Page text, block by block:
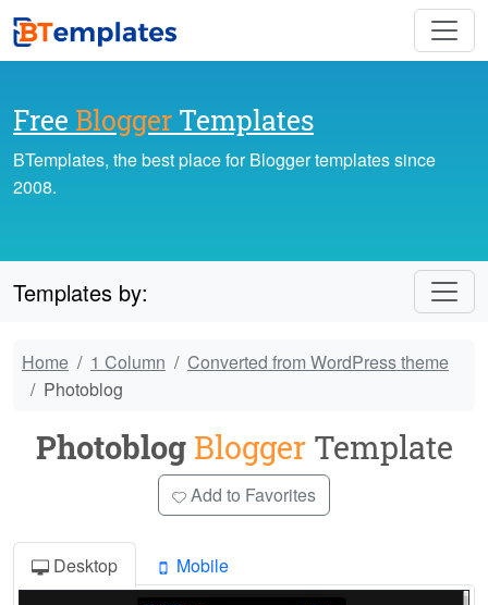
Free Blogger Templates
BTemplates, the best place for Blogger templates since
2008.
Templates by:
Home 1 Column
Converted from WordPress theme
Photoblog
Photoblog BloggerTemplate
Add to Favorites
Desktop Mobile